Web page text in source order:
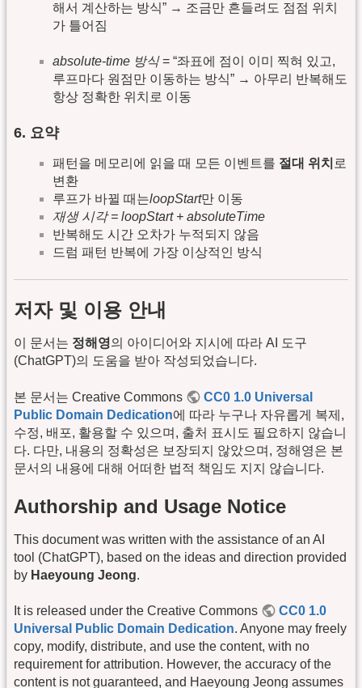
해서 계산하는 방식” → 조금만 흔들려도 점점 위치
가 틀어짐
absolute-time 방식= “좌표에 점이 이미 찍혀 있고,
루프마다 원점만 이동하는 방식” → 아무리 반복해도
항상 정확한 위치로 이동
6. 요약
패턴을 메모리에 읽을 때 모든 이벤트를 절대 위치 로
변환
루프가 바뀔 때는loopStart만 이동
재생 시각 = loopStart + absoluteTime
반복해도 시간 오차가 누적되지 않음
드럼 패턴 반복에 가장 이상적인 방식
저자 및 이용 안내
이 문서는 정해영의 아이디어와 지시에 따라 AI 도구
(ChatGPT)의 도움을 받아 작성되었습니다.
본 문서는 Creative Commons
CC0 1.0 Universal
Public Domain Dedication에 따라 누구나 자유롭게 복제,
수정, 배포, 활용할 수 있으며, 출처 표시도 필요하지 않습니
다. 다만, 내용의 정확성은 보장되지 않았으며, 정해영은 본
문서의 내용에 대해 어떠한 법적 책임도 지지 않습니다.
Authorship and Usage Notice
This document was written with the assistance of an AI
tool (ChatGPT), based on the ideas and direction provided
by Haeyoung Jeong.
It is released under the Creative Commons
CC0 1.0
Universal Public Domain Dedication. Anyone may freely
copy, modify, distribute, and use the content, with no
requirement for attribution. However, the accuracy of the
content is not guaranteed, and Haeyoung Jeong assumes